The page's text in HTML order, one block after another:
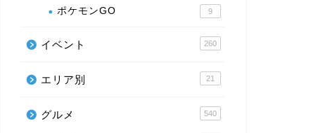
ポケモンGO 9
イベント 260
エリア別 21
グルメ 540